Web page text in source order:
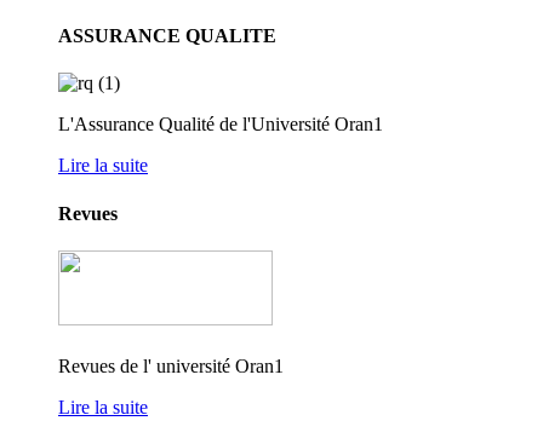
ASSURANCE QUALITE
L'Assurance Qualité de l'Université Oran1
Lire la suite
Revues
Revues de l' université Oran1
Lire la suite